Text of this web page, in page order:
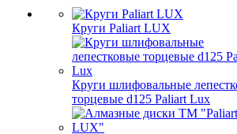
Круги Paliart LUX
Круги шлифовальные
торцевые d125 Paliart Lux